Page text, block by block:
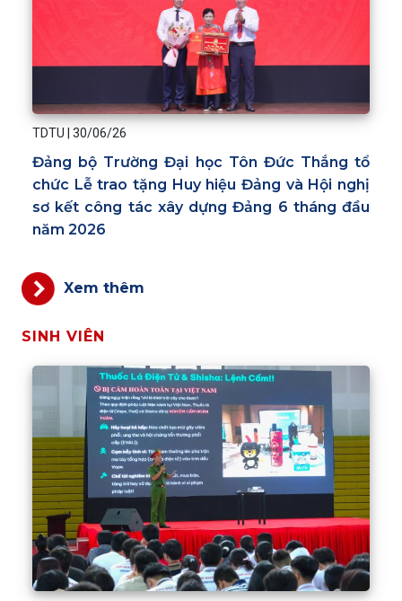
TDTU 30/06/26
Đảng bộ Trường Đại học Tôn Đức Thắng tổ
chức Lễ trao tặng Huy hiệu Đảng và Hội nghị
sơ kết công tác xây dựng Đảng 6 tháng đầu
năm 2026
Xem thêm
SINH VIÊN